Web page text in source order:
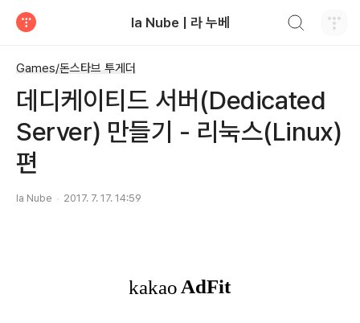
la Nube | 라 누베
Games/돈스타브 투게더
데디케이티드 서버(Dedicated
Server) 만들기 - 리눅스(Linux)
편
la Nube 2017. 7. 17. 14:59